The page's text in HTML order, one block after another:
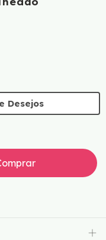
Desejos